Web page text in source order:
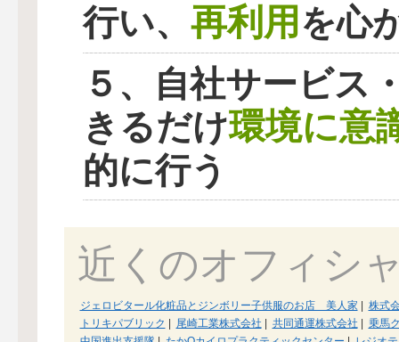
行い、 再利用 を心
５、自社サービス
きるだけ環境に意
的に行う
近くのオフィシ
ジェロビタール化粧品とジンボリー子供服のお店 美人家 | 株式
トリキパブリック | 尾崎工業株式会社 | 共同通運株式会社 | 乗馬